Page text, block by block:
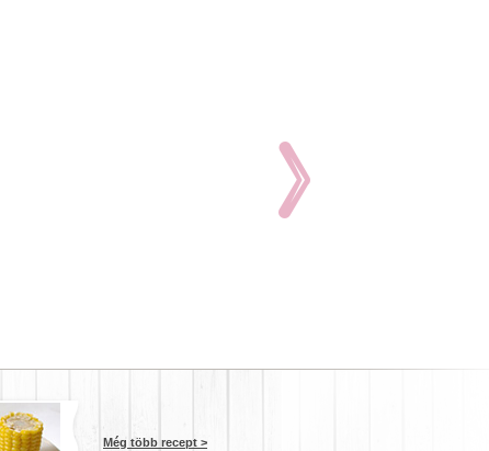
Még több recept >